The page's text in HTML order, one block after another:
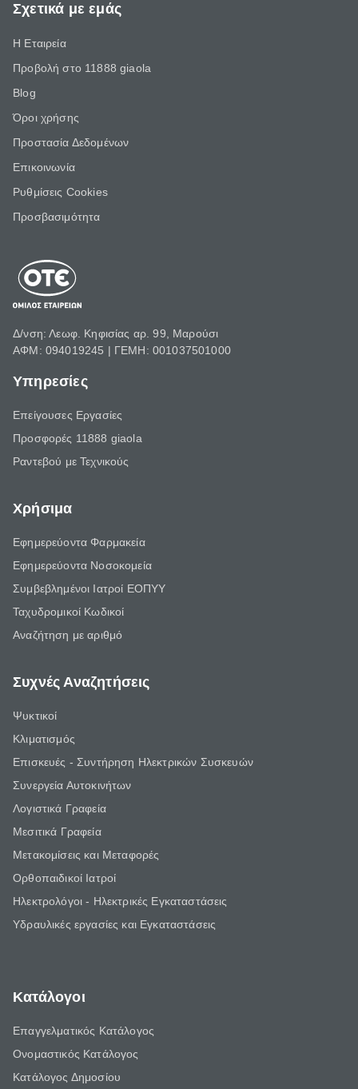
Σχετικά με εμάς
Η Εταιρεία
Προβολή στο 11888 giaola
Blog
Όροι χρήσης
Προστασία Δεδομένων
Επικοινωνία
Ρυθμίσεις Cookies
Προσβασιμότητα
Δ/νση: Λεωφ. Κηφισίας αρ. 99, Μαρούσι
ΑΦΜ: 094019245 | ΓΕΜΗ: 001037501000
Υπηρεσίες
Επείγουσες Εργασίες
Προσφορές 11888 giaola
Ραντεβού με Τεχνικούς
Χρήσιμα
Εφημερεύοντα Φαρμακεία
Εφημερεύοντα Νοσοκομεία
Συμβεβλημένοι Ιατροί ΕΟΠΥΥ
Ταχυδρομικοί Κωδικοί
Αναζήτηση με αριθμό
Συχνές Αναζητήσεις
Ψυκτικοί
Κλιματισμός
Επισκευές - Συντήρηση Ηλεκτρικών Συσκευών
Συνεργεία Αυτοκινήτων
Λογιστικά Γραφεία
Μεσιτικά Γραφεία
Μετακομίσεις και Μεταφορές
Ορθοπαιδικοί Ιατροί
Ηλεκτρολόγοι - Ηλεκτρικές Εγκαταστάσεις
Υδραυλικές εργασίες και Εγκαταστάσεις
Κατάλογοι
Επαγγελματικός Κατάλογος
Ονομαστικός Κατάλογος
Κατάλογος Δημοσίου